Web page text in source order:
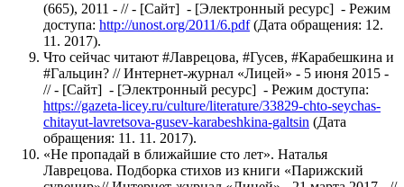
(665), 2011 - // - [Сайт] - [Электронный ресурс] - Режим
доступа: http://unost.org/2011/6.pdf(Дата обращения: 12.
11. 2017).
Что сейчас читают #Лаврецова, #Гусев, #Карабешкина и
#Гальцин? // Интернет-журнал «Лицей» - 5 июня 2015 -
// - [Сайт] - [Электронный ресурс] - Режим доступа:
https://gazeta-licey.ru/culture/literature/33829-chto-seychas-
chitayut-lavretsova-gusev-karabeshkina-galtsin (Дата
обращения: 11. 11. 2017).
«Не пропадай в ближайшие сто лет». Наталья
Лаврецова. Подборка стихов из книги «Парижский